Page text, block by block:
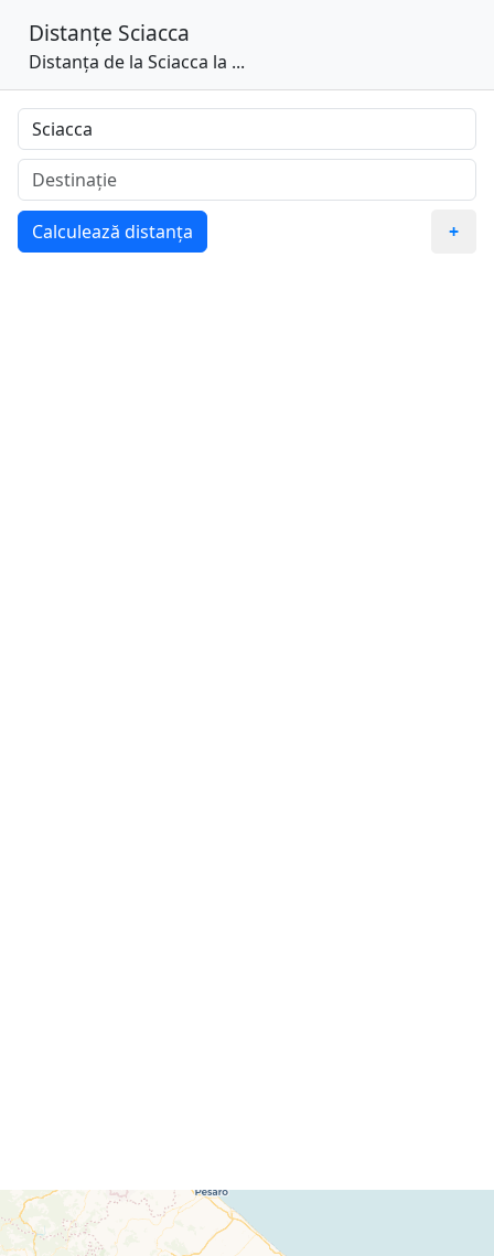
Distanțe Sciacca
Distanța de la Sciacca la ...
Calculează distanța +